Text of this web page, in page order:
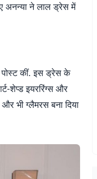
अनन्या ने लाल ड्रेस में
पोस्ट कीं. इस ड्रेस के
शेप्ड इयररिंग्स और
भी ग्लैमरस बना दिया